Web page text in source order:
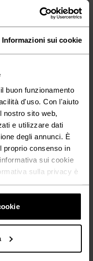
Informazioni sui cookie
buon funzionamento
d'uso. Con l'aiuto
sito web,
e utilizzare dati
degli annunci. È
proprio consenso in
sui cookie
sulla privacy è
Da Sci Di Fondo
Elite Windproof
€
% %
Da Running
Thermal
€
% % %
Da Sci Di Fondo
€